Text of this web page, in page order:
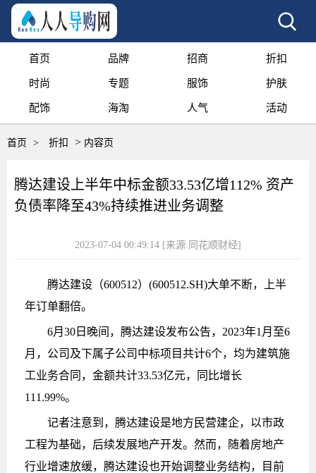
首页 品牌 招商 折扣
时尚 专题 服饰 护肤
配饰 海淘 人气 活动
首页 > 折扣 > 内容页
腾达建设上半年中标金额33.53亿增112% 资产
负债率降至43%持续推进业务调整
2023-07-04 00:49:14 [来源:同花顺财经]
腾达建设（600512）(600512.SH)大单不断，上半
年订单翻倍。
6月30日晚间，腾达建设发布公告，2023年1月至6
月，公司及下属子公司中标项目共计6个，均为建筑施
工业务合同，金额共计33.53亿元，同比增长
111.99%。
记者注意到，腾达建设是地方民营建企，以市政
工程为基础，后续发展地产开发。然而，随着房地产
行业增速放缓，腾达建设也开始调整业务结构，目前